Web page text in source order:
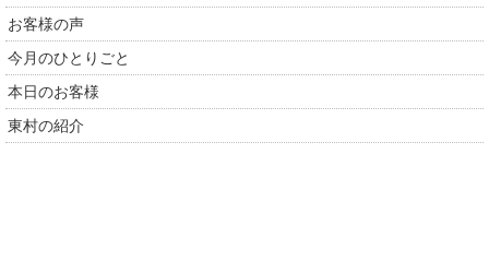
お客様の声
今月のひとりごと
本日のお客様
東村の紹介